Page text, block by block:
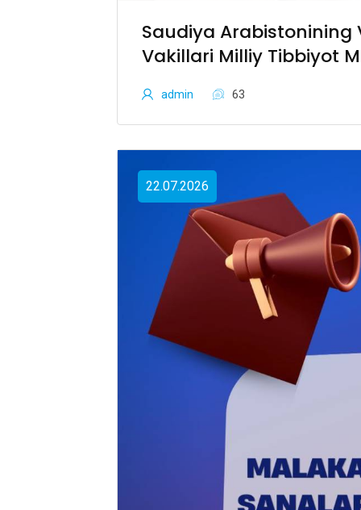
Saudiya Arabistonining
Vakillari Milliy Tibbiyot
admin 63
22.07.2026